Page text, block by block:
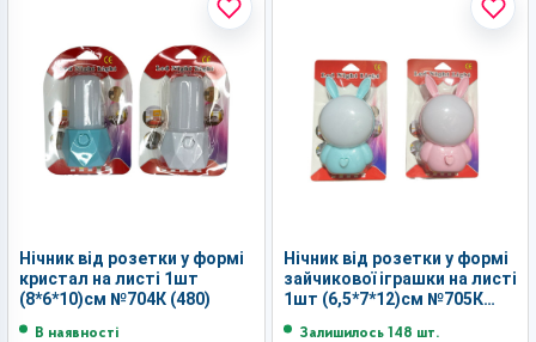
Нічник від розетки у формі
кристал на листі 1шт
(8*6*10)см №704К (480)
В наявності
Нічник від розетки у формі
зайчикової іграшки на листі
1шт (6,5*7*12)см №705К
Залишилось 148 шт.